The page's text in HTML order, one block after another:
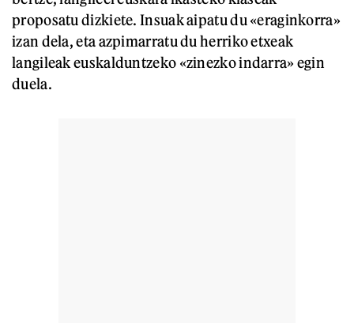
proposatu dizkiete. Insuak aipatu du «eraginkorra»
izan dela, eta azpimarratu du herriko etxeak
langileak euskalduntzeko «zinezko indarra» egin
duela.